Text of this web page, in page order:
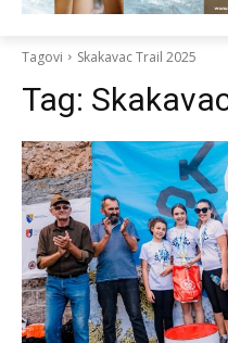
Tagovi Skakavac Trail 2025
Tag: